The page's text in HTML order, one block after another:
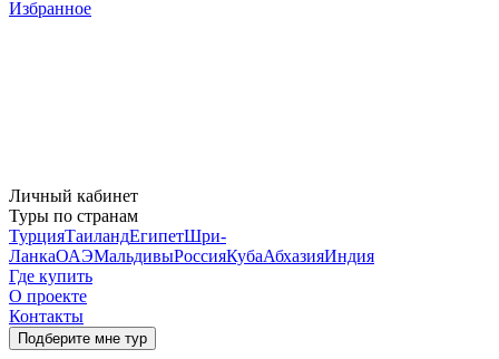
Избранное
Личный кабинет
Туры по странам
ТурцияТаиландЕгипетШри-
ЛанкаОАЭМальдивыРоссияКубаАбхазияИндия
Где купить
О проекте
Контакты
Подберите мне тур